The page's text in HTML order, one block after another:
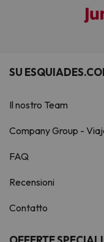
SU
Il nostro Team
Company Group -
FAQ
Recensioni
Contatto